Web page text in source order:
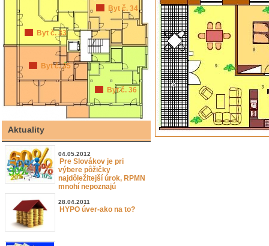
Byt č. 33
Byt č. 34
Byt č. 35
Byt č. 36
Aktuality
04.05.2012
Pre Slovákov je pri
výbere pôžičky
najdôležitejší úrok, RPMN
mnohí nepoznajú
28.04.2011
HYPO úver-ako na to?